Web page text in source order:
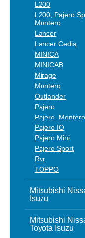
L200
L200, Pajero
Montero
Lancer
Lancer Cedia
MINICA
MINICAB
Mirage
Montero
Outlander
Pajero
Pajero. Montero
Pajero IO
Pajero Mini
Pajero Sport
Rvr
TOPPO
Mitsubishi
Isuzu
Mitsubishi
Toyota Isuzu